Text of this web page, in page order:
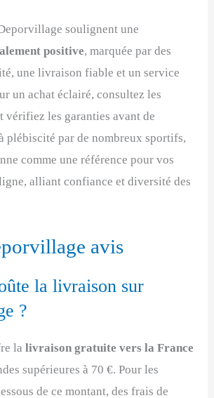
soulignent une
positive, marquée par des
une livraison fiable et un service
un achat éclairé, consultez les
vérifiez les garanties avant de
plébiscité par de nombreux sportifs,
comme une référence pour vos
alliant confiance et diversité des
avis
la livraison sur
?
lalivraison gratuite vers la France
supérieures à 70 €. Pour les
de ce montant, des frais de